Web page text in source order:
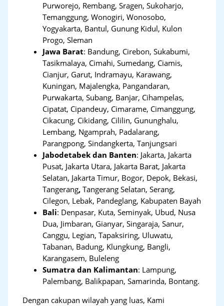
Purworejo, Rembang, Sragen, Sukoharjo,
Temanggung, Wonogiri, Wonosobo,
Yogyakarta, Bantul, Gunung Kidul, Kulon
Progo, Sleman
Jawa Barat: Bandung, Cirebon, Sukabumi,
Tasikmalaya, Cimahi, Sumedang, Ciamis,
Cianjur, Garut, Indramayu, Karawang,
Kuningan, Majalengka, Pangandaran,
Purwakarta, Subang, Banjar, Cihampelas,
Cipatat, Cipandeuy, Cimarame, Cimanggung,
Cikacung, Cikidang, Cililin, Gununghalu,
Lembang, Ngamprah, Padalarang,
Parangpong, Sindangkerta, Tanjungsari
Jabodetabek dan Banten: Jakarta, Jakarta
Pusat, Jakarta Utara, Jakarta Barat, Jakarta
Selatan, Jakarta Timur, Bogor, Depok, Bekasi,
Tangerang,Tangerang Selatan, Serang,
Cilegon, Lebak, Pandeglang, Kabupaten Bayah
Bali: Denpasar, Kuta, Seminyak, Ubud, Nusa
Dua, Jimbaran, Gianyar, Singaraja, Sanur,
Canggu, Legian, Tapaksiring, Uluwatu,
Tabanan, Badung, Klungkung, Bangli,
Karangasem, Buleleng
Sumatra dan Kalimantan: Lampung,
Palembang, Balikpapan, Samarinda, Bontang.
Dengan cakupan wilayah yang luas, Kami